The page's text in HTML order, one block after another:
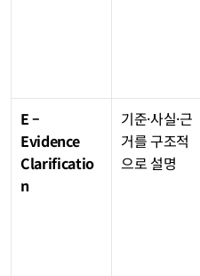
E –
Evidence
Clarificatio
n
기준·사실·근
거를 구조적
으로 설명